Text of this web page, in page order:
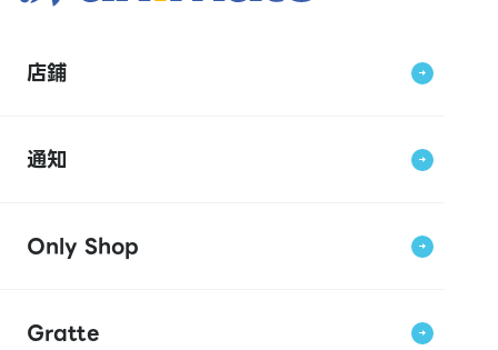
店鋪
通知
Only Shop
Gratte